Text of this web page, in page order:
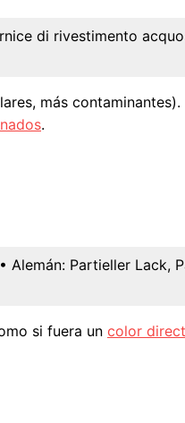
di rivestimento
más
.
• Alemán: Partieller Lack,
si fuera un color